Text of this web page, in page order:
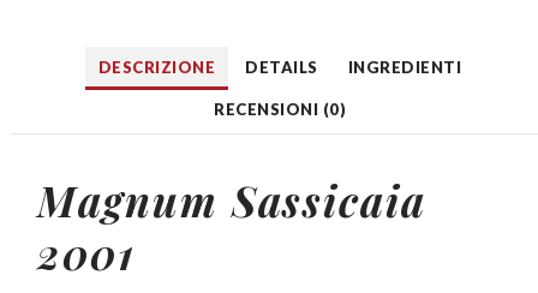
DESCRIZIONE DETAILS INGREDIENTI
RECENSIONI (0)
Magnum Sassicaia
2001